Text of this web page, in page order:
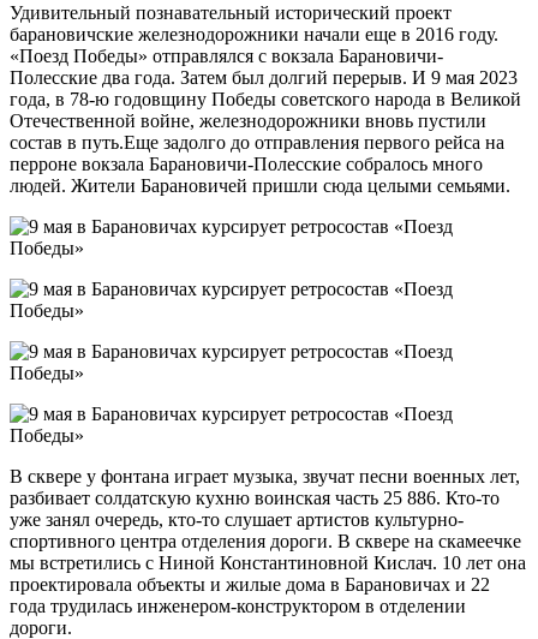
Удивительный познавательный исторический проект
барановичские железнодорожники начали еще в 2016 году.
«Поезд Победы» отправлялся с вокзала Барановичи-
Полесские два года. Затем был долгий перерыв. И 9 мая 2023
года, в 78-ю годовщину Победы советского народа в Великой
Отечественной войне, железнодорожники вновь пустили
состав в путь.Еще задолго до отправления первого рейса на
перроне вокзала Барановичи-Полесские собралось много
людей. Жители Барановичей пришли сюда целыми семьями.
В сквере у фонтана играет музыка, звучат песни военных лет,
разбивает солдатскую кухню воинская часть 25 886. Кто-то
уже занял очередь, кто-то слушает артистов культурно-
спортивного центра отделения дороги. В сквере на скамеечке
мы встретились с Ниной Константиновной Кислач. 10 лет она
проектировала объекты и жилые дома в Барановичах и 22
года трудилась инженером-конструктором в отделении
дороги.